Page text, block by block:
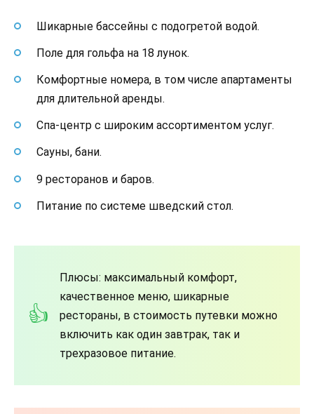
Шикарные бассейны с подогретой водой.
Поле для гольфа на 18 лунок.
Комфортные номера, в том числе апартаменты
для длительной аренды.
Спа-центр с широким ассортиментом услуг.
Сауны, бани.
9 ресторанов и баров.
Питание по системе шведский стол.
Плюсы: максимальный комфорт,
качественное меню, шикарные
рестораны, в стоимость путевки можно
включить как один завтрак, так и
трехразовое питание.